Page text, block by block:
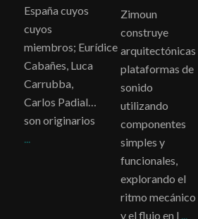
España cuyos
cuyos
miembros; Eurídice
Cabañes, Luca
Carrubba,
Carlos Padial…
son originarios
...
Zimoun
construye
arquitectónicas
plataformas de
sonido
utilizando
componentes
simples y
funcionales,
explorando el
ritmo mecánico
y el flujo en l ...